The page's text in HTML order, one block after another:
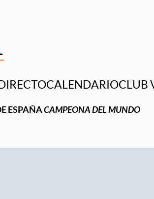
CALENDARIOCLUB
ESPAÑACAMPEONA DEL MUNDO